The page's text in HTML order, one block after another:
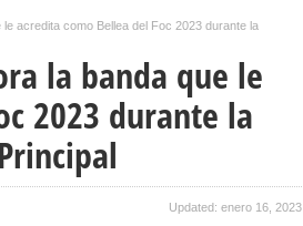
acredita como Bellea del Foc 2023 durante la
la banda que le
2023 durante la
Updated: enero 16, 2023